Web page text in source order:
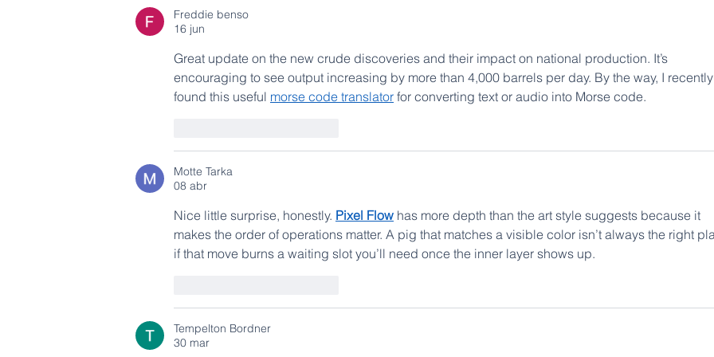
Freddie benso
16 jun
Great update on the new crude discoveries and their impact on national production. It’s
encouraging to see output increasing by more than 4,000 barrels per day. By the way, I
found this useful morse code translator for converting text or audio into Morse code.
Motte Tarka
08 abr
Nice little surprise, honestly. Pixel Flow has more depth than the art style suggests because it
makes the order of operations matter. A pig that matches a visible color isn’t always the right
if that move burns a waiting slot you’ll need once the inner layer shows up.
Tempelton Bordner
30 mar